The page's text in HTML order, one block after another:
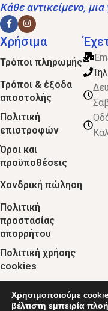
Κάθε αντικείμενο,
Χρήσιμα
Τρόποι πληρωμής
Τρόποι & έξοδα
αποστολής
Πολιτική
επιστροφών
Όροι και
προϋποθέσεις
Χονδρική πώληση
Πολιτική
προστασίας
απορρήτου
Πολιτική χρήσης
cookies
©
Χρησιμοποιούμε
βέλτιστη εμπειρία